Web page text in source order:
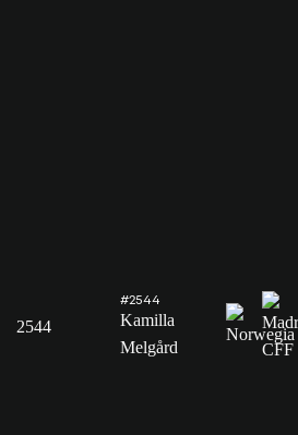
2544
#2544
Kamilla
Melgård